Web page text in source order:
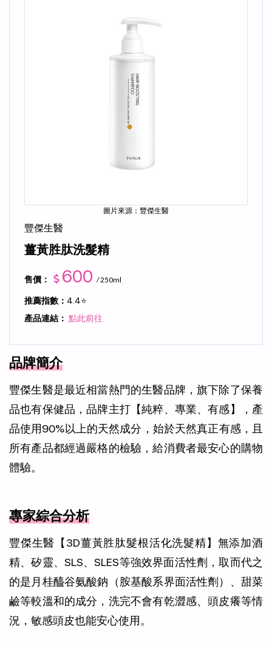
圖片來源：豐傑生醫
豐傑生醫
薑黃胜肽洗髮精
售價： 600 / 250ml
推薦指數： 4.4⭐
產品連結： 點此前往
品牌簡介
豐傑生醫是最近相當熱門的生醫品牌，旗下除了保養
品也有保健品，品牌主打【純粹、專業、有感】，產
品使用90%以上的天然成分，始於天然真正有感，且
所有產品都經過嚴格的檢驗，給消費者最安心的購物
體驗。
專家綜合分析
豐傑生醫【3D薑黃胜肽髮根活化洗髮精】無添加酒
精、矽靈、SLS、SLES等強效界面活性劑，取而代之
的是月桂醯谷氨酸鈉（胺基酸系界面活性劑）、甜菜
鹼等較溫和的成分，洗完不會有乾澀感、頭皮癢等情
況，敏感頭皮也能安心使用。